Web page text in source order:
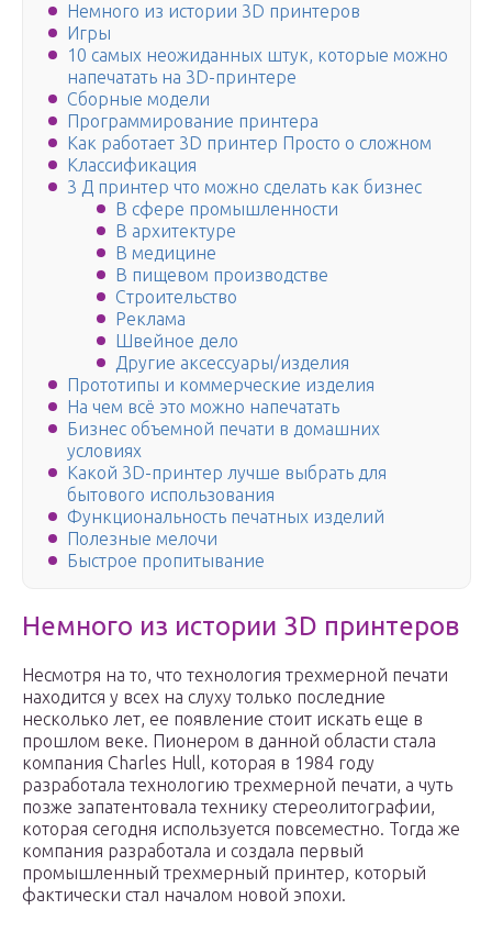
Немного из истории 3D принтеров
Игры
10 самых неожиданных штук, которые можно
напечатать на 3D-принтере
Сборные модели
Программирование принтера
Как работает 3D принтер Просто о сложном
Классификация
3 Д принтер что можно сделать как бизнес
В сфере промышленности
В архитектуре
В медицине
В пищевом производстве
Строительство
Реклама
Швейное дело
Другие аксессуары/изделия
Прототипы и коммерческие изделия
На чем всё это можно напечатать
Бизнес объемной печати в домашних
условиях
Какой 3D-принтер лучше выбрать для
бытового использования
Функциональность печатных изделий
Полезные мелочи
Быстрое пропитывание
Немного из истории 3D принтеров
Несмотря на то, что технология трехмерной печати
находится у всех на слуху только последние
несколько лет, ее появление стоит искать еще в
прошлом веке. Пионером в данной области стала
компания Charles Hull, которая в 1984 году
разработала технологию трехмерной печати, а чуть
позже запатентовала технику стереолитографии,
которая сегодня используется повсеместно. Тогда же
компания разработала и создала первый
промышленный трехмерный принтер, который
фактически стал началом новой эпохи.